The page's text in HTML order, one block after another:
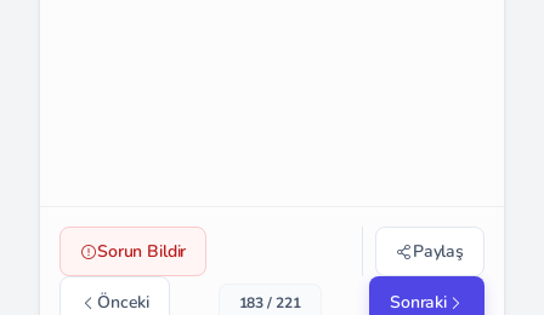
Sorun Bildir Paylaş
Önceki 183 / 221 Sonraki